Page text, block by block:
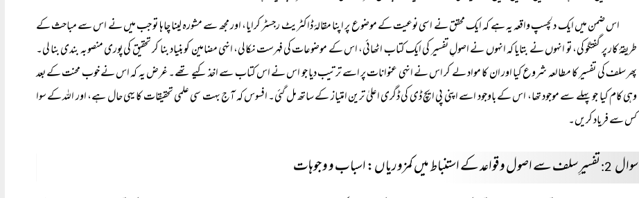
اس ضمن میں ایک دلچسپ واقعہ یہ ہے کہ ایک محقق نے اسی نوعیت کے موضوع پر اپنا مقالۂ ڈاکٹریٹ رجسٹر کرایا، اور مجھ سے مشورہ لینا چاہا تو جب میں نے اس سے مباحث کے
طریقۂ کار پر گفتگو کی، تو انہوں نے بتایا کہ انہوں نے اصولِ تفسیر کی ایک کتاب اٹھائی، اس کے موضوعات کی فہرست نکالی، انہی مضامین کو بنیاد بنا کر تحقیق کی پوری منصوبہ بندی بنا لی۔
پھر سلف کی تفسیر کا مطالعہ شروع کیا اور ان کا مواد لے کر اس نے انہی عنوانات پر اسے ترتیب دیا جو اس نے اس کتاب سے اخذ کیے تھے۔ غرض یہ کہ اس نے خوب محنت کے بعد
وہی کام کیا جو پہلے سے موجود تھا، اس کے باوجود اسے اپنی پی ایچ ڈی کی ڈگری اعلیٰ ترین امتیاز کے ساتھ مل گئی۔ افسوس کہ آج بہت سی علمی تحقیقات کا یہی حال ہے، اور اللہ کے سوا
کس سے فریاد کریں۔
سوال تفسیرِ سلف سے اصول و قواعد کے استنباط میں کمزوریاں: اسباب و وجوہات